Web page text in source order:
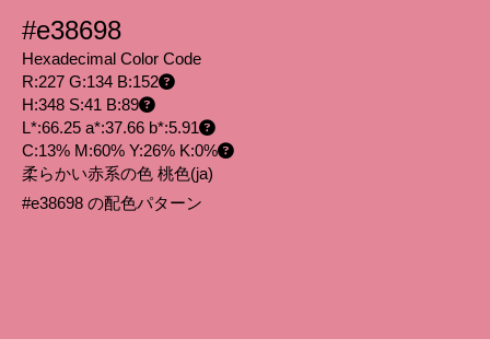
#e38698
Hexadecimal Color Code
R:227 G:134 B:152
H:348 S:41 B:89
L*:66.25 a*:37.66 b*:5.91
C:13% M:60% Y:26% K:0%
柔らかい赤系の色 桃色(ja)
#e38698 の配色パターン